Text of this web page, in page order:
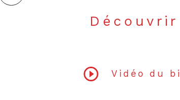
Découvrir
Vidéo du